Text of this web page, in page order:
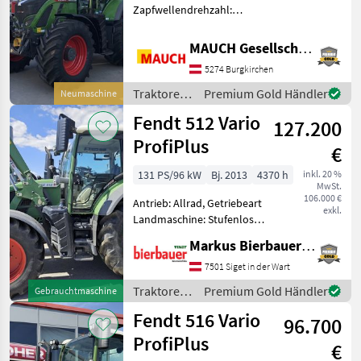
Neumaschine
Zapfwellendrehzahl:
Bolzengröße
Anhängevorrichtung (mm):
38mm, Aufladung:
Turbolader mit
Ladeluftkühlung,
Höchstgeschwindigkeit in
MAUCH Gesellschaft m.b.H. & Co.KG
5274 Burgkirchen
Traktoren
/ Fendt
Premium Gold Händler
Gebrauchtmaschine
Fendt 512 Vario
ProfiPlus
127.200
€
inkl. 20 %
MwSt.
106.000 €
exkl.
131 PS/96 kW Bj. 2013
4370 h
Antrieb: Allrad, Getriebeart
Landmaschine: Stufenloses
Zapfwellendrehzahl:
540/540E/1000,
Höchstgeschwindigkeit in
km/h: 50 km/h, Aufladung:
Markus Bierbauer GmbH
7501 Siget in der Wart
Traktoren
/ Fendt
Premium Gold Händler
Fendt 516 Vario
ProfiPlus
96.700
€